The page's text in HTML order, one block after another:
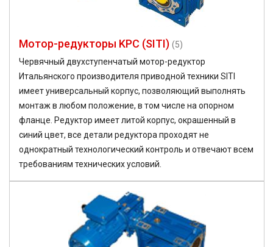
Мотор-редукторы KPC (SITI) (5)
Червячный двухступенчатый мотор-редуктор
Итальянского производителя приводной техники SITI
имеет универсальный корпус, позволяющий выполнять
монтаж в любом положение, в том числе на опорном
фланце. Редуктор имеет литой корпус, окрашенный в
синий цвет, все детали редуктора проходят не
однократный технологический контроль и отвечают всем
требованиям технических условий.